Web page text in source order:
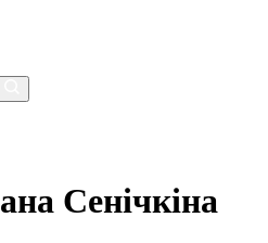
Сенічкіна